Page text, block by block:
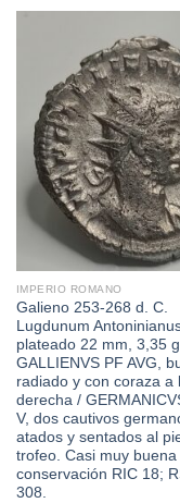
IMPERIO ROMANO
Galieno 253-268 d. C.
Lugdunum
plateado 22 mm, 3,35
GALLIENVS PF AVG,
radiado y con coraza a
derecha /
V, dos cautivos
atados y sentados al
trofeo. Casi muy buena
conservación RIC 18;
308.